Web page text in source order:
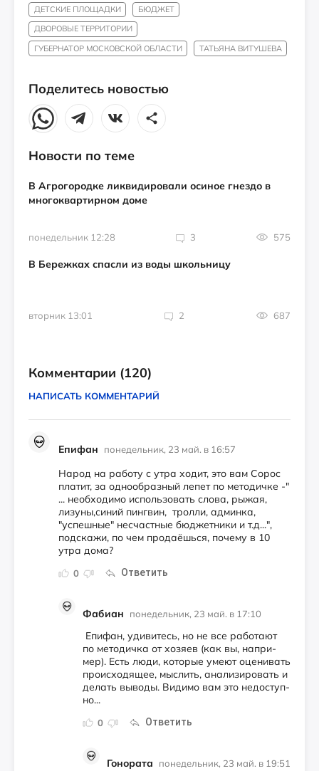
ДЕТСКИЕ ПЛОЩАДКИ
БЮДЖЕТ
ДВОРОВЫЕ ТЕРРИТОРИИ
ГУБЕРНАТОР МОСКОВСКОЙ ОБЛАСТИ
ТАТЬЯНА ВИТУШЕВА
Поделитесь новостью
Новости по теме
В Агрогородке ликвидировали осиное гнездо в
многоквартирном доме
понедельник 12:28 3 575
В Бережках спасли из воды школьницу
вторник 13:01 2 687
Комментарии (120)
НАПИСАТЬ КОММЕНТАРИЙ
Епифан понедельник, 23 май. в 16:57
0 Ответить
Народ на работу с утра ходит, это вам Сорос
платит, за однообразный лепет по методичке -"
... необходимо использовать слова, рыжая,
лизуны,синий пингвин, тролли, админка,
"успешные" несчастные бюджетники и т.д...",
подскажи, по чем продаёшься, почему в 10
утра дома?
Фабиан понедельник, 23 май. в 17:10
0 Ответить
Епифан, уди­ви­тесь, но не все ра­бо­та­ют
по ме­то­дич­ка от хо­зя­ев (как вы, нап­ри­
мер). Есть лю­ди, ко­то­рые уме­ют оце­ни­вать
про­ис­хо­дя­щее, мыс­лить, ана­ли­зи­ро­вать и
де­лать вы­во­ды. Ви­ди­мо вам это не­дос­туп­
но...
Гонората понедельник, 23 май. в 19:51